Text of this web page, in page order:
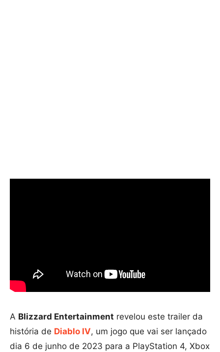
A Blizzard Entertainment revelou este trailer da
história de Diablo IV, um jogo que vai ser lançado
dia 6 de junho de 2023 para a PlayStation 4, Xbox